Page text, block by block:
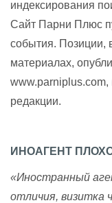
индексирования
Сайт Парни Плюс
события. Позиции,
материалах,
www.parniplus.com,
редакции.
ИНОАГЕНТ
«Иностранный
отличия, визитка